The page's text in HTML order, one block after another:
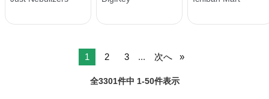
1 2 3 ... 次へ
全3301件中 1-50件表示